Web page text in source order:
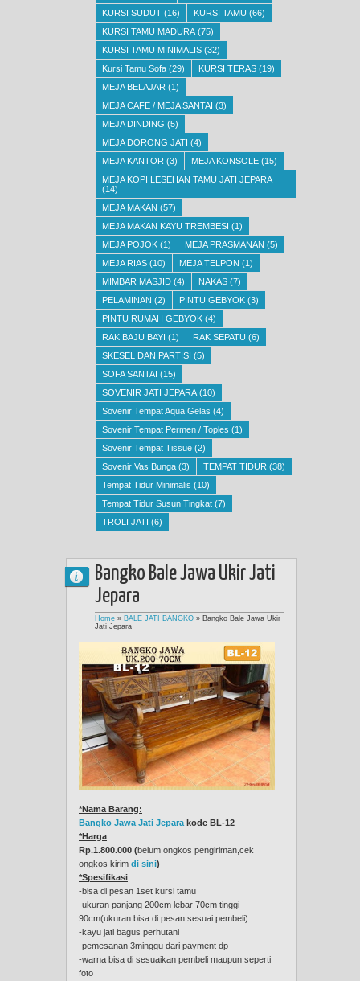
KURSI SUDUT (16) KURSI TAMU (66)
KURSI TAMU MADURA (75)
KURSI TAMU MINIMALIS (32)
Kursi Tamu Sofa (29) KURSI TERAS (19)
MEJA BELAJAR (1)
MEJA CAFE / MEJA SANTAI (3)
MEJA DINDING (5)
MEJA DORONG JATI (4)
MEJA KANTOR (3) MEJA KONSOLE (15)
MEJA KOPI LESEHAN TAMU JATI JEPARA
(14)
MEJA MAKAN (57)
MEJA MAKAN KAYU TREMBESI (1)
MEJA POJOK (1) MEJA PRASMANAN (5)
MEJA RIAS (10) MEJA TELPON (1)
MIMBAR MASJID (4) NAKAS (7)
PELAMINAN (2) PINTU GEBYOK (3)
PINTU RUMAH GEBYOK (4)
RAK BAJU BAYI (1) RAK SEPATU (6)
SKESEL DAN PARTISI (5)
SOFA SANTAI (15)
SOVENIR JATI JEPARA (10)
Sovenir Tempat Aqua Gelas (4)
Sovenir Tempat Permen / Toples (1)
Sovenir Tempat Tissue (2)
Sovenir Vas Bunga (3) TEMPAT TIDUR (38)
Tempat Tidur Minimalis (10)
Tempat Tidur Susun Tingkat (7)
TROLI JATI (6)
Bangko Bale Jawa Ukir Jati
Jepara
Home » BALE JATI BANGKO » Bangko Bale Jawa Ukir
Jati Jepara
*Nama Barang:
Bangko Jawa Jati Jepara kode BL-12
*Harga
Rp.1.800.000 (belum ongkos pengiriman,cek
ongkos kirim di sini)
*Spesifikasi
-bisa di pesan 1set kursi tamu
-ukuran panjang 200cm lebar 70cm tinggi
90cm(ukuran bisa di pesan sesuai pembeli)
-kayu jati bagus perhutani
-pemesanan 3minggu dari payment dp
-warna bisa di sesuaikan pembeli maupun seperti
foto